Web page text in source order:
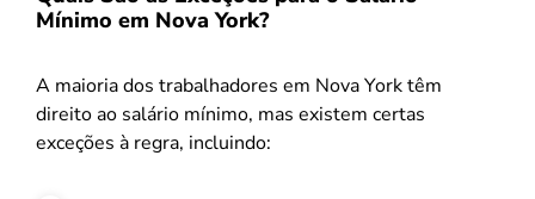
Mínimo em Nova York?
A maioria dos trabalhadores em Nova York têm
direito ao salário mínimo, mas existem certas
exceções à regra, incluindo: